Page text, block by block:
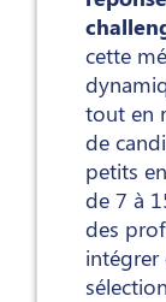
cette
tout en
de
petits
de 7 à
des
intégrer